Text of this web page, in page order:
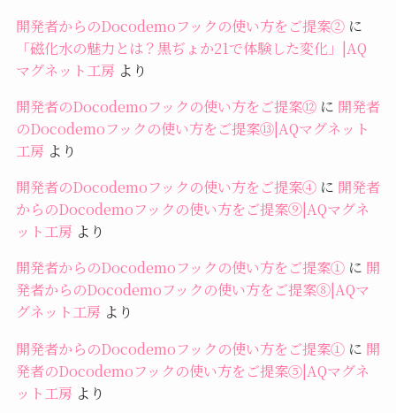
開発者からのDocodemoフックの使い方をご提案②に
「磁化水の魅力とは？黒ぢょか21で体験した変化」|AQ
マグネット工房 より
開発者のDocodemoフックの使い方をご提案⑫に 開発者
のDocodemoフックの使い方をご提案⑬|AQマグネット
工房 より
開発者のDocodemoフックの使い方をご提案④に 開発者
からのDocodemoフックの使い方をご提案⑨|AQマグネ
ット工房 より
開発者からのDocodemoフックの使い方をご提案①に 開
発者からのDocodemoフックの使い方をご提案⑧|AQマ
グネット工房 より
開発者からのDocodemoフックの使い方をご提案①に 開
発者のDocodemoフックの使い方をご提案⑤|AQマグネ
ット工房 より